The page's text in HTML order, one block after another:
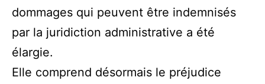
dommages qui peuvent être indemnisés
par la juridiction administrative a été
élargie.
Elle comprend désormais le préjudice